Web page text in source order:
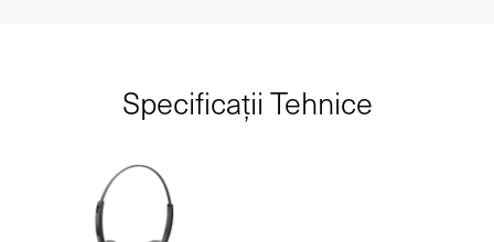
Specificații Tehnice